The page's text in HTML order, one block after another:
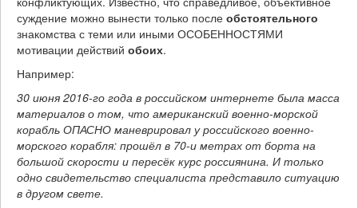
суждение можно вынести только после обстоятельного
знакомства с теми или иными ОСОБЕННОСТЯМИ
мотивации действий обоих.
Например:
30 июня 2016-го года в российском интернете была масса
материалов о том, что американский военно-морской
корабль ОПАСНО маневрировал у российского военно-
морского корабля: прошёл в 70-и метрах от борта на
большой скорости и пересёк курс россиянина. И только
одно свидетельство специалиста представило ситуацию
в другом свете.